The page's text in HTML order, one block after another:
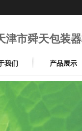
津市舜天包装
我们 产品展示